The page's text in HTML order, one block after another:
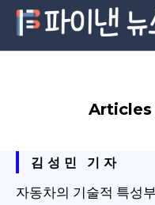
츠
Articles
김성민 기자
자동차의 기술적 특성